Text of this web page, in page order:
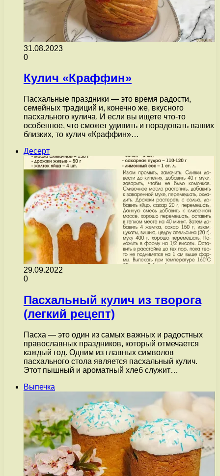
31.08.2023
0
Кулич «Краффин»
Пасхальные праздники — это время радости,
семейных традиций и, конечно же, вкусного
пасхального кулича. И если вы ищете что-то
особенное, что сможет удивить и порадовать ваших
близких, то кулич «Краффин»…
Десерт
29.09.2022
0
Пасхальный кулич из творога
(легкий рецепт)
Пасха — это один из самых важных и радостных
православных праздников, который отмечается
каждый год. Одним из главных символов
пасхального стола является пасхальный кулич.
Этот пышный и ароматный хлеб служит…
Выпечка